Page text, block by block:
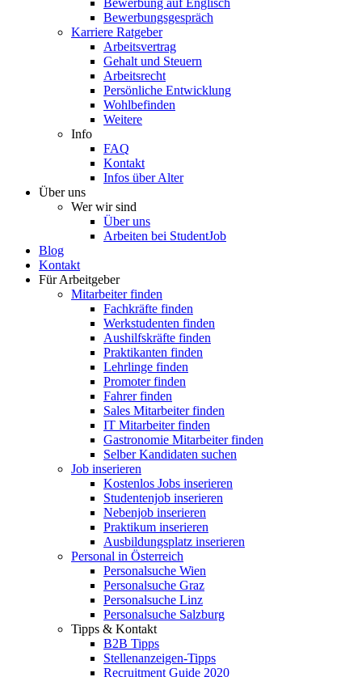
Bewerbung auf Englisch
Bewerbungsgespräch
Karriere Ratgeber
Arbeitsvertrag
Gehalt und Steuern
Arbeitsrecht
Persönliche Entwicklung
Wohlbefinden
Weitere
Info
FAQ
Kontakt
Infos über Alter
Über uns
Wer wir sind
Über uns
Arbeiten bei StudentJob
Blog
Kontakt
Für Arbeitgeber
Mitarbeiter finden
Fachkräfte finden
Werkstudenten finden
Aushilfskräfte finden
Praktikanten finden
Lehrlinge finden
Promoter finden
Fahrer finden
Sales Mitarbeiter finden
IT Mitarbeiter finden
Gastronomie Mitarbeiter finden
Selber Kandidaten suchen
Job inserieren
Kostenlos Jobs inserieren
Studentenjob inserieren
Nebenjob inserieren
Praktikum inserieren
Ausbildungsplatz inserieren
Personal in Österreich
Personalsuche Wien
Personalsuche Graz
Personalsuche Linz
Personalsuche Salzburg
Tipps & Kontakt
B2B Tipps
Stellenanzeigen-Tipps
Recruitment Guide 2020